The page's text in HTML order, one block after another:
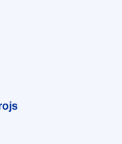
birojs